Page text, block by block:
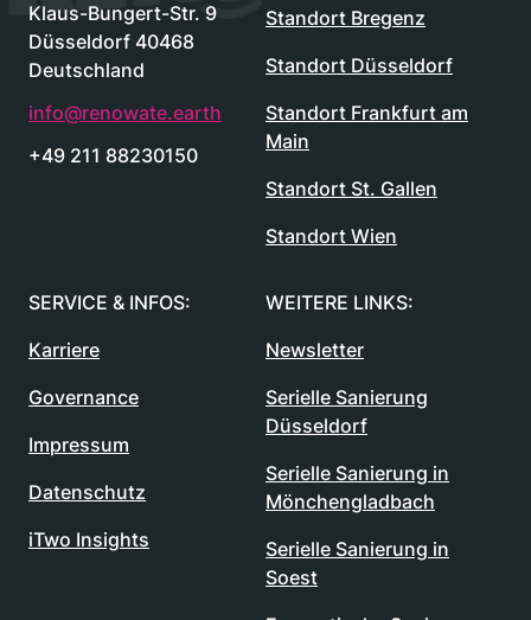
Klaus-Bungert-Str. 9
Düsseldorf 40468
Deutschland
info@renowate.earth
+49 211 88230150
Standort Bregenz
Standort Düsseldorf
Standort Frankfurt am
Main
Standort St. Gallen
Standort Wien
SERVICE & INFOS:
Karriere
Governance
Impressum
Datenschutz
iTwo Insights
WEITERE LINKS:
Newsletter
Serielle Sanierung
Düsseldorf
Serielle Sanierung in
Mönchengladbach
Serielle Sanierung in
Soest